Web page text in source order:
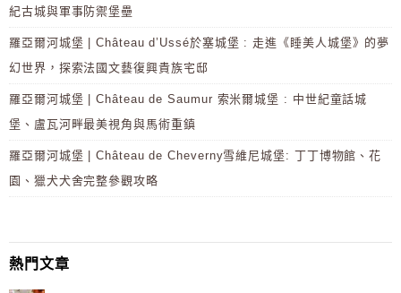
紀古城與軍事防禦堡壘
羅亞爾河城堡 | Château d’Ussé於塞城堡 : 走進《睡美人城堡》的夢
幻世界，探索法國文藝復興貴族宅邸
羅亞爾河城堡 | Château de Saumur 索米爾城堡 : 中世紀童話城
堡、盧瓦河畔最美視角與馬術重鎮
羅亞爾河城堡 | Château de Cheverny雪維尼城堡: 丁丁博物館、花
園、獵犬犬舍完整參觀攻略
熱門文章